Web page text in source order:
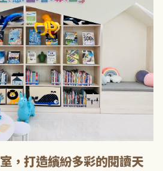
，打造繽紛多彩的閱讀天